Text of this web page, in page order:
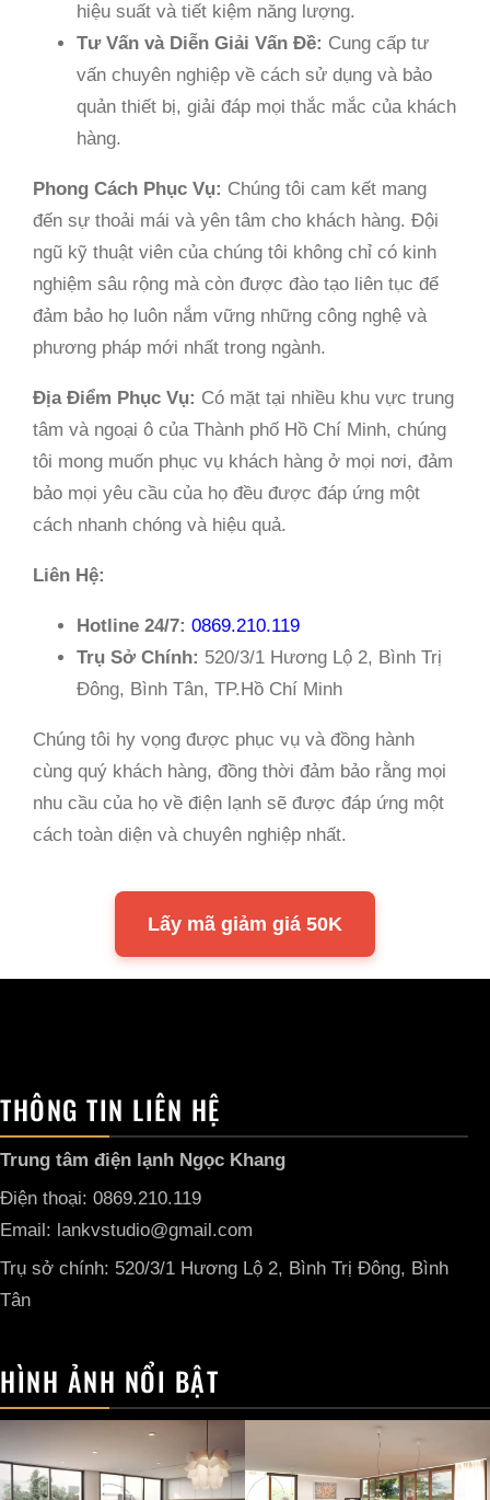
hiệu suất và tiết kiệm năng lượng.
Tư Vấn và Diễn Giải Vấn Đề: Cung cấp tư
vấn chuyên nghiệp về cách sử dụng và bảo
quản thiết bị, giải đáp mọi thắc mắc của khách
hàng.
Phong Cách Phục Vụ: Chúng tôi cam kết mang
đến sự thoải mái và yên tâm cho khách hàng. Đội
ngũ kỹ thuật viên của chúng tôi không chỉ có kinh
nghiệm sâu rộng mà còn được đào tạo liên tục để
đảm bảo họ luôn nắm vững những công nghệ và
phương pháp mới nhất trong ngành.
Địa Điểm Phục Vụ: Có mặt tại nhiều khu vực trung
tâm và ngoại ô của Thành phố Hồ Chí Minh, chúng
tôi mong muốn phục vụ khách hàng ở mọi nơi, đảm
bảo mọi yêu cầu của họ đều được đáp ứng một
cách nhanh chóng và hiệu quả.
Liên Hệ:
Hotline 24/7: 0869.210.119
Trụ Sở Chính: 520/3/1 Hương Lộ 2, Bình Trị
Đông, Bình Tân, TP.Hồ Chí Minh
Chúng tôi hy vọng được phục vụ và đồng hành
cùng quý khách hàng, đồng thời đảm bảo rằng mọi
nhu cầu của họ về điện lạnh sẽ được đáp ứng một
cách toàn diện và chuyên nghiệp nhất.
Lấy mã giảm giá 50K
THÔNG TIN LIÊN HỆ
Trung tâm điện lạnh Ngọc Khang
Điện thoại: 0869.210.119
Email: lankvstudio@gmail.com
Trụ sở chính: 520/3/1 Hương Lộ 2, Bình Trị Đông, Bình
Tân
HÌNH ẢNH NỔI BẬT